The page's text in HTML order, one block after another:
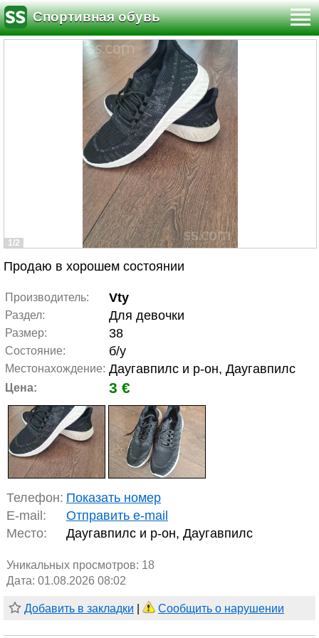
Спортивная обувь
1/2
Продаю в хорошем состоянии
Производитель: Vty
Раздел: Для девочки
Размер: 38
Состояние: б/у
Местонахождение: Даугавпилс и р-он, Даугавпилс
Цена: 3 €
Телефон: Показать номер
E-mail:
Отправить e-mail
Место:
Даугавпилс и р-он, Даугавпилс
Уникальных просмотров: 18
Дата: 01.08.2026 08:02
Добавить в закладки Сообщить о нарушении